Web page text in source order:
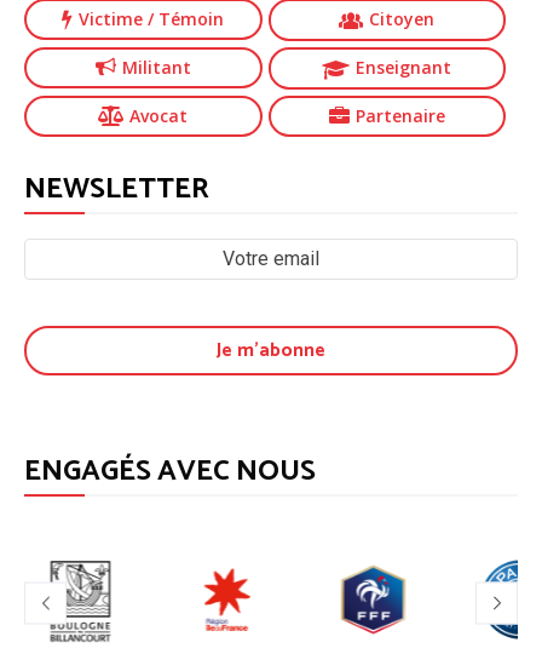
Victime/ Témoin Citoyen
Militant Enseignant
Avocat Partenaire
NEWSLETTER
ENGAGÉS AVEC NOUS